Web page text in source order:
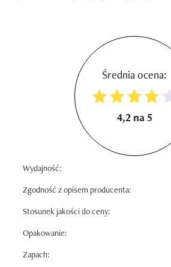
Średnia ocena:
4,2 na 5
Wydajność:
Zgodność z opisem producenta:
Stosunek jakości do ceny:
Opakowanie:
Zapach: